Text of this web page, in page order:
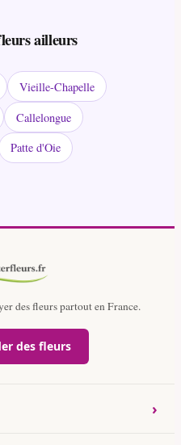
ailleurs
Vieille-Chapelle
Callelongue
Patte d'Oie
des fleurs partout en France.
des fleurs
›